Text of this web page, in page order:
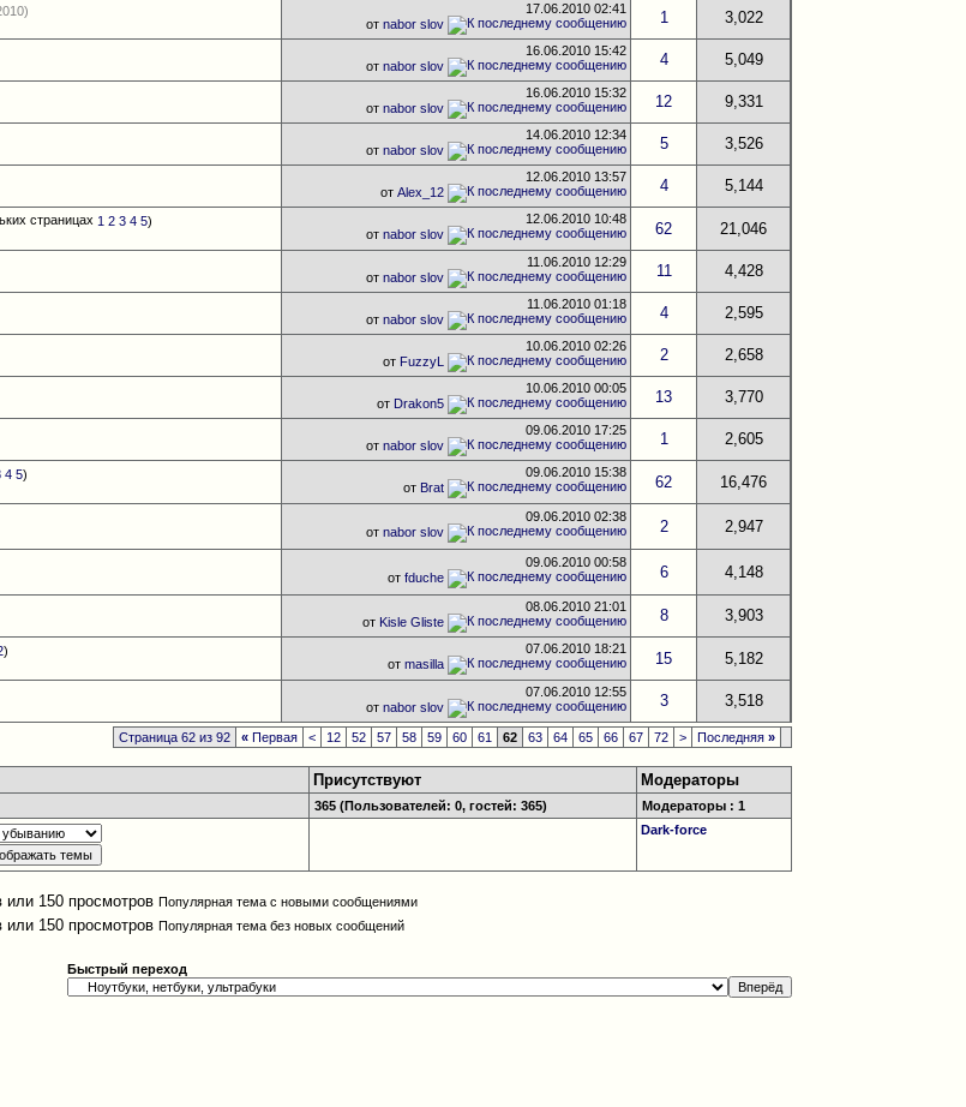
17.06.201002:41
отnabor slov 1
3,022
16.06.2010 15:42
отnabor slov 4
5,049
16.06.2010 15:32
отnabor slov 12
9,331
14.06.2010 12:34
отnabor slov 5
3,526
12.06.2010 13:57
отAlex_12 4
5,144
1 2 3 4 5)
12.06.2010 10:48
отnabor slov 62
21,046
11.06.2010 12:29
отnabor slov 11
4,428
11.06.201001:18
отnabor slov 4
2,595
10.06.201002:26
от FuzzyL 2
2,658
10.06.201000:05
от Drakon5 13
3,770
09.06.2010 17:25
отnabor slov 1
2,605
4 5)
09.06.2010 15:38
от Brat 62 16,476
09.06.201002:38
отnabor slov 2 2,947
09.06.201000:58
отfduche 6
4,148
08.06.201021:01
от Kisle Gliste 8
3,903
)
07.06.2010 18:21
отmasilla 15
5,182
07.06.2010 12:55
отnabor slov 3 3,518
Страница 62 из 92 « Первая < 12 52 57 58 59 60 61 62 63 64 65 66 67 72 > Последняя»
Присутствуют Модераторы
365 (Пользователей: 0, гостей: 365)
Модераторы : 1
Dark-force
Популярная тема с новыми сообщениями
Популярная тема без новых сообщений
Быстрый переход